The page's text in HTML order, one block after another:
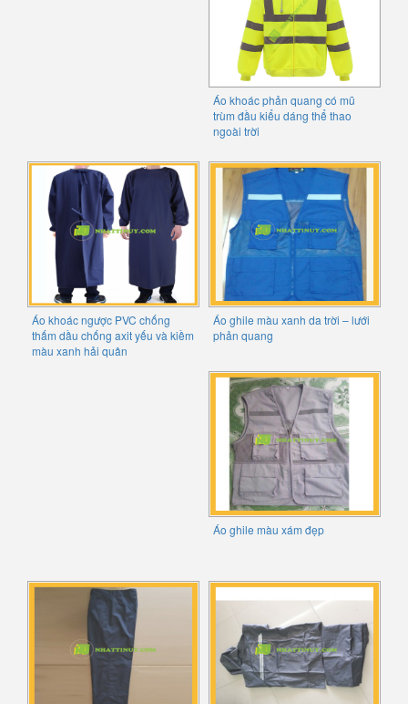
Áo khoác phản quang có mũ
trùm đầu kiểu dáng thể thao
ngoài trời
Áo khoác ngược PVC chống
thấm dầu chống axit yếu và kiềm
màu xanh hải quân
Áo ghile màu xanh da trời – lưới
phản quang
Áo ghile màu xám đẹp